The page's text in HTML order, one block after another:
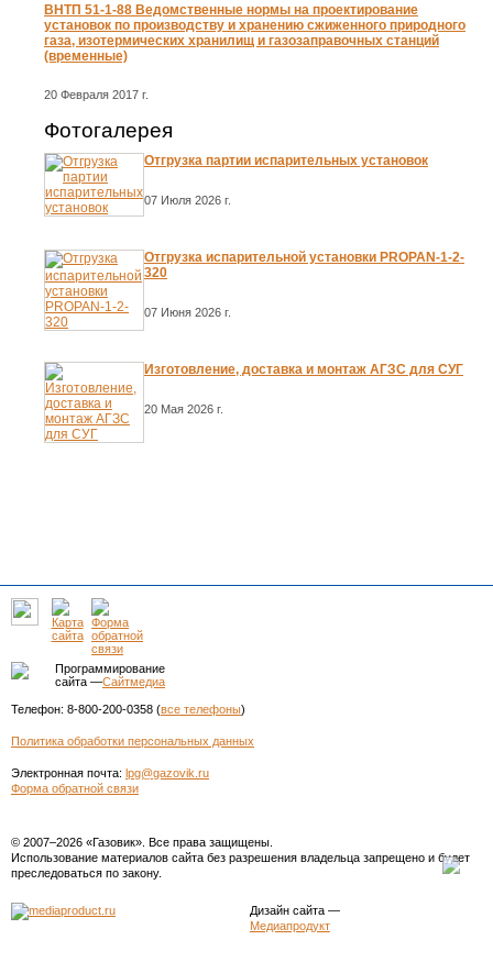
ВНТП 51-1-88 Ведомственные нормы на проектирование
установок по производству и хранению сжиженного природного
газа, изотермических хранилищ и газозаправочных станций
(временные)
20 Февраля 2017 г.
Фотогалерея
Отгрузка партии испарительных установок
07 Июля 2026 г.
Отгрузка испарительной установки PROPAN-1-2-
320
07 Июня 2026 г.
Изготовление, доставка и монтаж АГЗС для СУГ
20 Мая 2026 г.
Программирование
сайта —Сайтмедиа
Телефон: 8-800-200-0358 (все телефоны)
Политика обработки персональных данных
Электронная почта: lpg@gazovik.ru
Форма обратной связи
© 2007–2026 «Газовик». Все права защищены.
Использование материалов сайта без разрешения владельца запрещено и будет
преследоваться по закону.
Дизайн сайта—
Медиапродукт